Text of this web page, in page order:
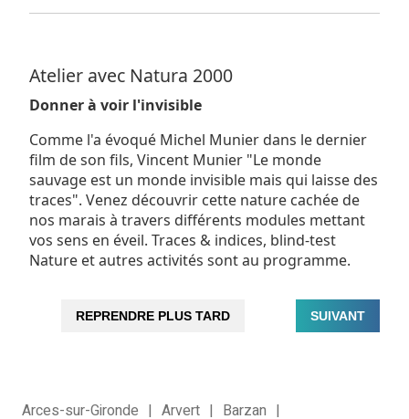
Atelier avec Natura 2000
Donner à voir l'invisible
Comme l'a évoqué Michel Munier dans le dernier
film de son fils, Vincent Munier "Le monde
sauvage est un monde invisible mais qui laisse des
traces". Venez découvrir cette nature cachée de
nos marais à travers différents modules mettant
vos sens en éveil. Traces & indices, blind-test
Nature et autres activités sont au programme.
SUIVANT
REPRENDRE PLUS TARD
Arces-sur-Gironde Arvert Barzan